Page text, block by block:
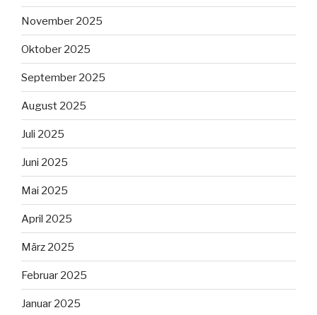
November 2025
Oktober 2025
September 2025
August 2025
Juli 2025
Juni 2025
Mai 2025
April 2025
März 2025
Februar 2025
Januar 2025